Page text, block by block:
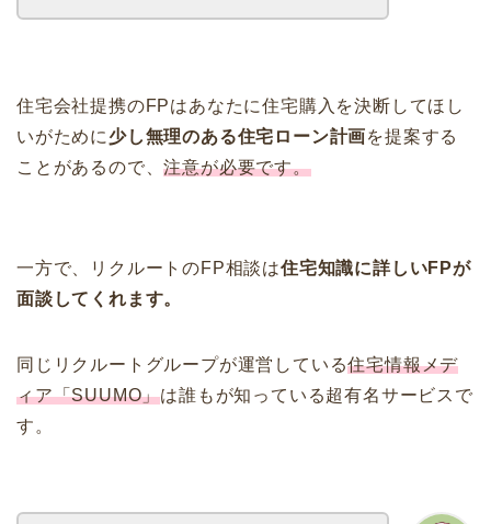
住宅会社提携のFPはあなたに住宅購入を決断してほし
いがために 少し無理のある住宅ローン計画を提案する
ことがあるので、注意が必要です。
一方で、リクルートのFP相談は住宅知識に詳しいFPが
面談してくれます。
同じリクルートグループが運営している住宅情報メデ
ィア「SUUMO」は誰もが知っている超有名サービスで
す。